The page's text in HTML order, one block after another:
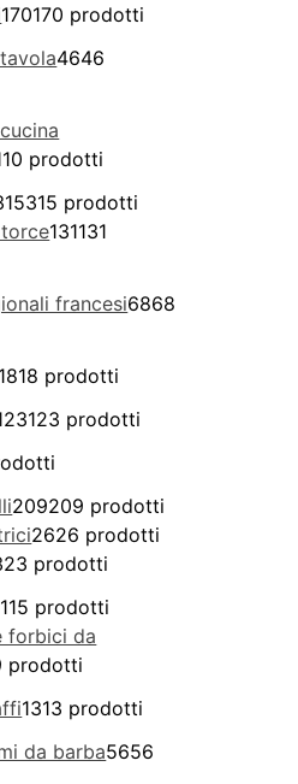
170170 prodotti
4646
prodotti
315 prodotti
131131
francesi6868
1818 prodotti
123 prodotti
209209 prodotti
2626 prodotti
23 prodotti
115 prodotti
forbici da
prodotti
1313 prodotti
da barba5656